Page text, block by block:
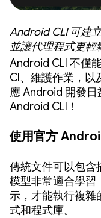
Android CLI 可建
並讓代理程式更輕
Android CLI 不僅
CI、維護作業，以
應 Android 開發日
Android CLI！
使用官方
傳統文件可以包含
模型非常適合學習
示，才能執行複雜
式和程式庫。